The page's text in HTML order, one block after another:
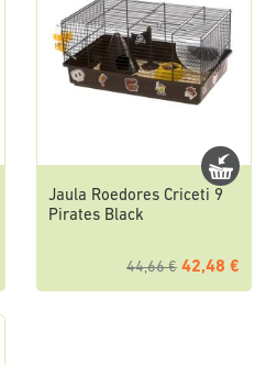
Jaula Roedores Criceti 9
Pirates Black
44,66 € 42,48 €